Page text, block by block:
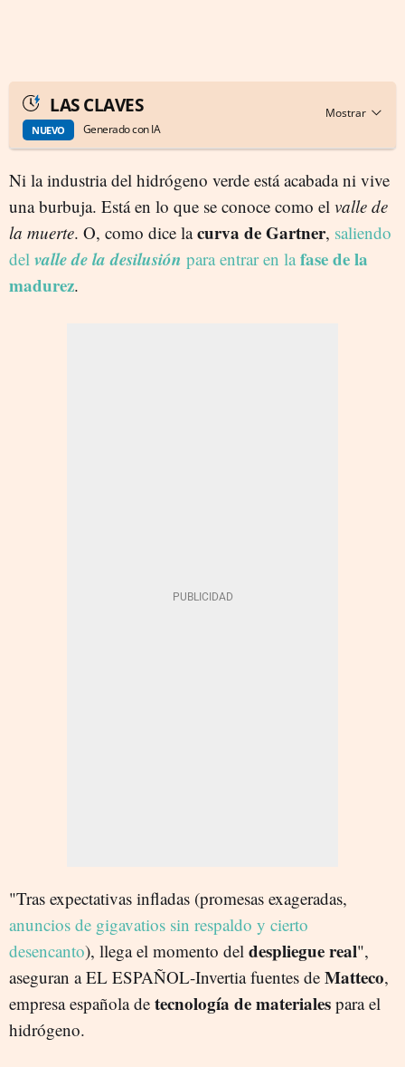
LAS CLAVES
NUEVO Generado con IA
Ni la industria del hidrógeno verde está acabada ni vive
una burbuja. Está en lo que se conoce como el valle de
la muerte. O, como dice lacurva de Gartner, saliendo
del valle de la desilusión para entrar en lafase de la
madurez.
"Tras expectativas infladas (promesas exageradas,
anuncios de gigavatios sin respaldo y cierto
desencanto), llega el momento del despliegue real",
aseguran a EL ESPAÑOL-Invertia fuentes de Matteco,
empresa española de tecnología de materiales para el
hidrógeno.